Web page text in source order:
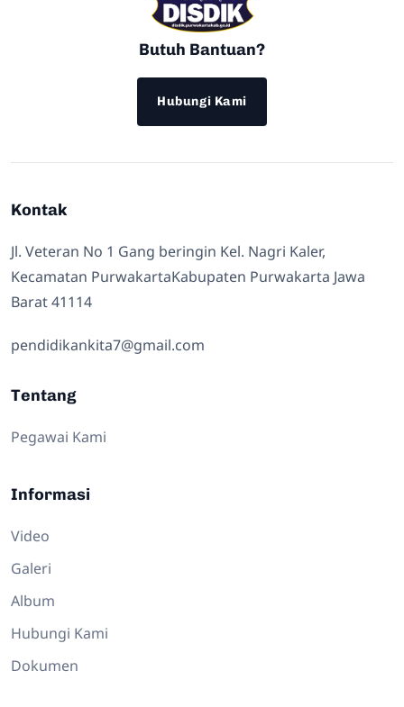
Butuh Bantuan?
Hubungi Kami
Kontak
Jl. Veteran No 1 Gang beringin Kel. Nagri Kaler,
Kecamatan PurwakartaKabupaten Purwakarta Jawa
Barat 41114
pendidikankita7@gmail.com
Tentang
Pegawai Kami
Informasi
Video
Galeri
Album
Hubungi Kami
Dokumen